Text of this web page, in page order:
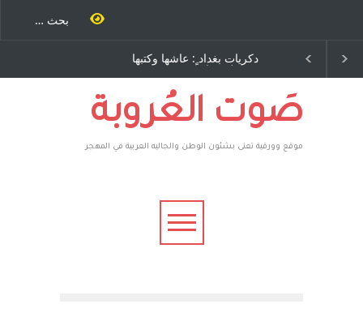
دكريات بغداد ٍ: عاشها وكتبها
:وليد رباح – نيوجرسي –
الولايات المتحدة الامريكية
طاحنة كتب
يوسف يقهر
، فأعطوه
وهم صاغرون،صَوت العُروبة
موقع وورقية تعنى بشئون الوطن والجاليه العربية في المهجر